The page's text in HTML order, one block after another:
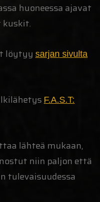
huoneessa ajavat
löytyy sarjan sivulta
F.A.S.T:
lähteä mukaan,
niin paljon että
tulevaisuudessa